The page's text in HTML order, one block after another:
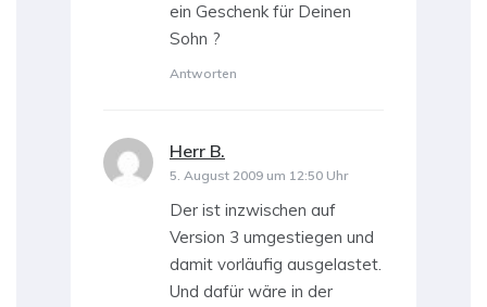
ein Geschenk für Deinen
Sohn ?
Antworten
Herr B.
5. August 2009 um 12:50 Uhr
Der ist inzwischen auf
Version 3 umgestiegen und
damit vorläufig ausgelastet.
Und dafür wäre in der